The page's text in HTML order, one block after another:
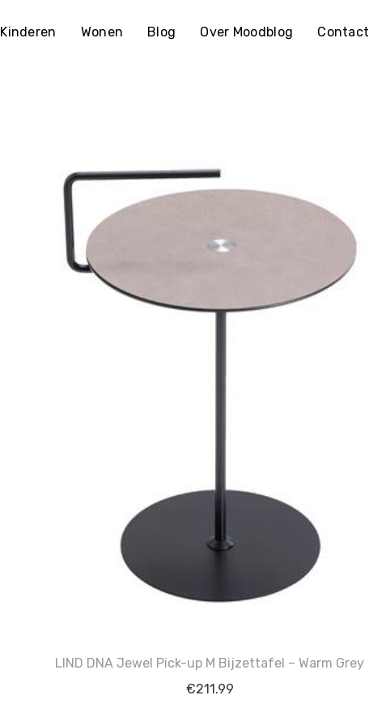
Kinderen Wonen Blog Over Moodblog Contact
LIND DNA Jewel Pick-up M Bijzettafel – Warm Grey
€211.99